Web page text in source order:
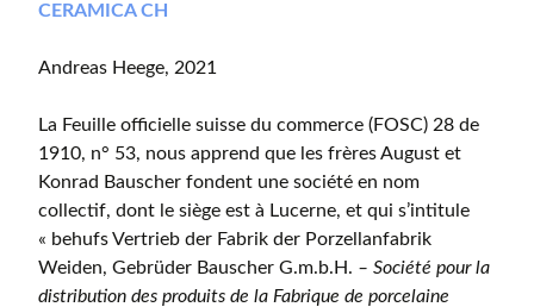
CERAMICA CH
Andreas Heege, 2021
La Feuille officielle suisse du commerce (FOSC) 28 de
1910, n° 53, nous apprend que les frères August et
Konrad Bauscher fondent une société en nom
collectif, dont le siège est à Lucerne, et qui s’intitule
« behufs Vertrieb der Fabrik der Porzellanfabrik
Weiden, Gebrüder Bauscher G.m.b.H. – Société pour la
distribution des produits de la Fabrique de porcelaine